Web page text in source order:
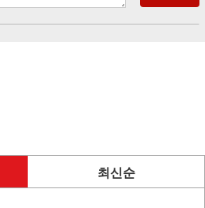
최신순